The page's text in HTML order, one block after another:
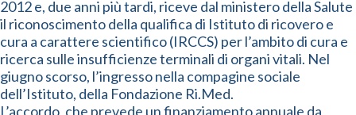
2012 e, due anni più tardi, riceve dal ministero della Salute
il riconoscimento della qualifica di Istituto di ricovero e
cura a carattere scientifico (IRCCS) per l’ambito di cura e
ricerca sulle insufficienze terminali di organi vitali. Nel
giugno scorso, l’ingresso nella compagine sociale
dell’Istituto, della Fondazione Ri.Med.
L’accordo, che prevede un finanziamento annuale da